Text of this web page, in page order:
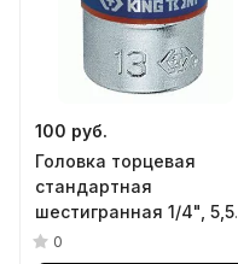
100 руб.
Головка торцевая
стандартная
шестигранная 1/4", 5,5
мм KING TONY 233555M
0